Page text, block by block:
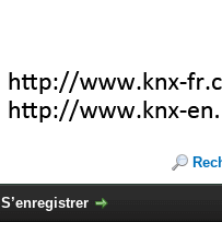
S’enregistrer